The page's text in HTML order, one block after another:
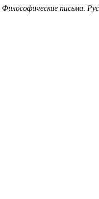
Философические письма.